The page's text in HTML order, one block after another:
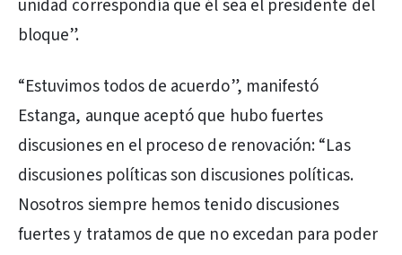
unidad correspondía que él sea el presidente del
bloque”.
“Estuvimos todos de acuerdo”, manifestó
Estanga, aunque aceptó que hubo fuertes
discusiones en el proceso de renovación: “Las
discusiones políticas son discusiones políticas.
Nosotros siempre hemos tenido discusiones
fuertes y tratamos de que no excedan para poder